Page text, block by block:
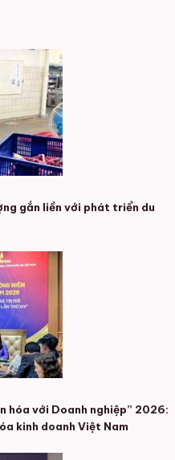
gắn liền với phát triển du
hóa với Doanh nghiệp” 2026:
kinh doanh Việt Nam